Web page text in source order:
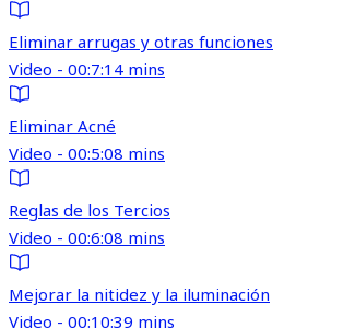
Eliminar arrugas y otras funciones
Video - 00:7:14 mins
Eliminar Acné
Video - 00:5:08 mins
Reglas de los Tercios
Video - 00:6:08 mins
Mejorar la nitidez y la iluminación
Video - 00:10:39 mins